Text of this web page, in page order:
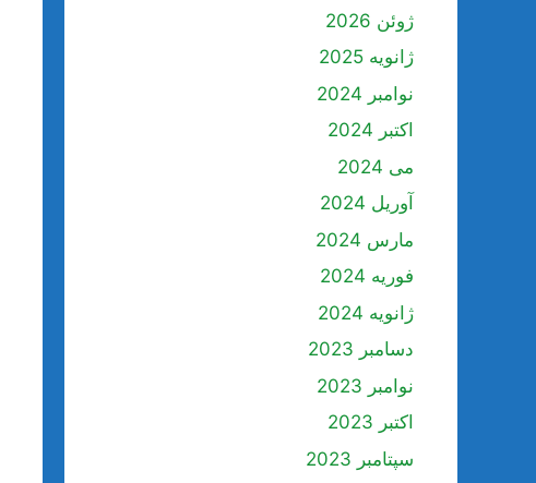
ژوئن 2026
ژانویه 2025
نوامبر 2024
اکتبر 2024
می 2024
آوریل 2024
مارس 2024
فوریه 2024
ژانویه 2024
دسامبر 2023
نوامبر 2023
اکتبر 2023
سپتامبر 2023